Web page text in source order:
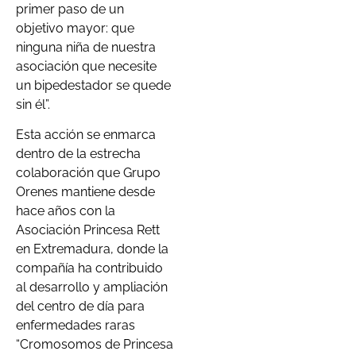
primer paso de un
objetivo mayor: que
ninguna niña de nuestra
asociación que necesite
un bipedestador se quede
sin él”.
Esta acción se enmarca
dentro de la estrecha
colaboración que Grupo
Orenes mantiene desde
hace años con la
Asociación Princesa Rett
en Extremadura, donde la
compañía ha contribuido
al desarrollo y ampliación
del centro de día para
enfermedades raras
“Cromosomos de Princesa